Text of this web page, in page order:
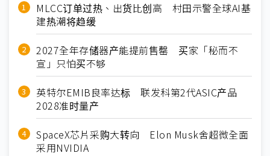
MLCC订单过热、出货比创高 村田示警全球AI基
建热潮将趋缓
2027全年存储器产能提前售罄 买家「秘而不
宣」只怕买不够
英特尔EMIB良率达标 联发科第2代ASIC产品
2028准时量产
SpaceX芯片采购大转向 Elon Musk舍超微全面
采用NVIDIA